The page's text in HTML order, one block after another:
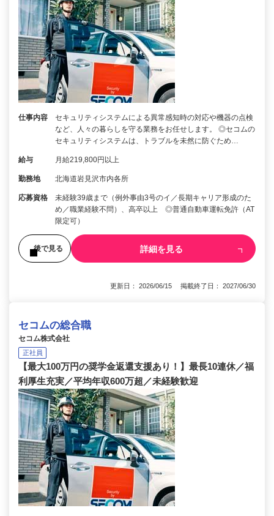
仕事内容
セキュリティシステムによる異常感知時の対応や機器の点検
など、人々の暮らしを守る業務をお任せします。 ◎セコムの
セキュリティシステムは、トラブルを未然に防ぐため…
給与 月給219,800円以上
勤務地 北海道岩見沢市内各所
応募資格
未経験39歳まで（例外事由3号のイ／長期キャリア形成のた
め／職業経験不問）、高卒以上 ◎普通自動車運転免許（AT
限定可）
後で見る 詳細を見る
更新日： 2026/06/15 掲載終了日： 2027/06/30
セコムの総合職
セコム株式会社
正社員
【最大100万円の奨学金返還支援あり！】最長10連休／福
利厚生充実／平均年収600万超／未経験歓迎